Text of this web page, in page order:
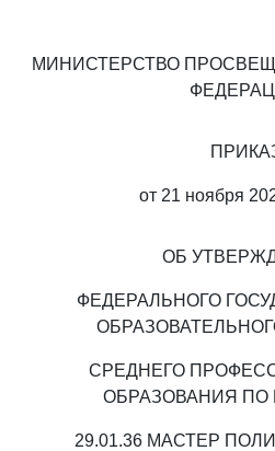
МИНИСТЕРСТВО
от 21 ноября
ОБ
ФЕДЕРАЛЬНОГО
СРЕДНЕГО
ОБРАЗОВАНИЯ ПО
29.01.36 МАСТЕР